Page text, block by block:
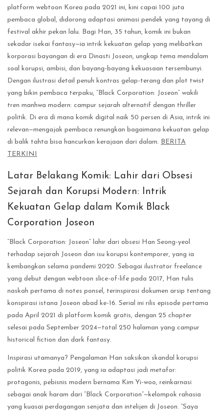
platform webtoon Korea pada 2021 ini, kini capai 100 juta
pembaca global, didorong adaptasi animasi pendek yang tayang di
festival akhir pekan lalu. Bagi Han, 35 tahun, komik ini bukan
sekadar isekai fantasy—ia intrik kekuatan gelap yang melibatkan
korporasi bayangan di era Dinasti Joseon, ungkap tema mendalam
soal korupsi, ambisi, dan bayang-bayang kekuasaan tersembunyi.
Dengan ilustrasi detail penuh kontras gelap-terang dan plot twist
yang bikin pembaca terpaku, “Black Corporation: Joseon” wakili
tren manhwa modern: campur sejarah alternatif dengan thriller
politik. Di era di mana komik digital naik 50 persen di Asia, intrik ini
relevan—mengajak pembaca renungkan bagaimana kekuatan gelap
di balik tahta bisa hancurkan kerajaan dari dalam. BERITA
TERKINI
Latar Belakang Komik: Lahir dari Obsesi
Sejarah dan Korupsi Modern: Intrik
Kekuatan Gelap dalam Komik Black
Corporation Joseon
“Black Corporation: Joseon” lahir dari obsesi Han Seong-yeol
terhadap sejarah Joseon dan isu korupsi kontemporer, yang ia
kembangkan selama pandemi 2020. Sebagai ilustrator freelance
yang debut dengan webtoon slice-of-life pada 2017, Han tulis
naskah pertama di notes ponsel, terinspirasi dokumen arsip tentang
konspirasi istana Joseon abad ke-16. Serial ini rilis episode pertama
pada April 2021 di platform komik gratis, dengan 25 chapter
selesai pada September 2024—total 250 halaman yang campur
historical fiction dan dark fantasy.
Inspirasi utamanya? Pengalaman Han saksikan skandal korupsi
politik Korea pada 2019, yang ia adaptasi jadi metafor:
protagonis, pebisnis modern bernama Kim Yi-woo, reinkarnasi
sebagai anak haram dari “Black Corporation”—kelompok rahasia
yang kuasai perdagangan senjata dan intelijen di Joseon. “Saya